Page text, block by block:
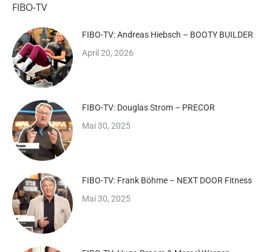
FIBO-TV
FIBO-TV: Andreas Hiebsch – BOOTY BUILDER
April 20, 2026
FIBO-TV: Douglas Strom – PRECOR
Mai 30, 2025
FIBO-TV: Frank Böhme – NEXT DOOR Fitness
Mai 30, 2025